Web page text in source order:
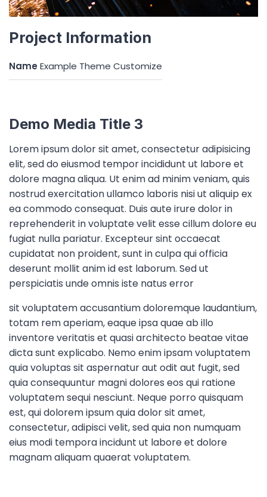
Project Information
Name Example Theme Customize
Demo Media Title 3
Lorem ipsum dolor sit amet, consectetur adipisicing
elit, sed do eiusmod tempor incididunt ut labore et
dolore magna aliqua. Ut enim ad minim veniam, quis
nostrud exercitation ullamco laboris nisi ut aliquip ex
ea commodo consequat. Duis aute irure dolor in
reprehenderit in voluptate velit esse cillum dolore eu
fugiat nulla pariatur. Excepteur sint occaecat
cupidatat non proident, sunt in culpa qui officia
deserunt mollit anim id est laborum. Sed ut
perspiciatis unde omnis iste natus error
sit voluptatem accusantium doloremque laudantium,
totam rem aperiam, eaque ipsa quae ab illo
inventore veritatis et quasi architecto beatae vitae
dicta sunt explicabo. Nemo enim ipsam voluptatem
quia voluptas sit aspernatur aut odit aut fugit, sed
quia consequuntur magni dolores eos qui ratione
voluptatem sequi nesciunt. Neque porro quisquam
est, qui dolorem ipsum quia dolor sit amet,
consectetur, adipisci velit, sed quia non numquam
eius modi tempora incidunt ut labore et dolore
magnam aliquam quaerat voluptatem.